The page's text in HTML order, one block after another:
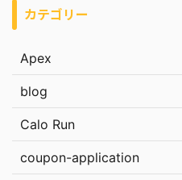
カテゴリー
Apex
blog
Calo Run
coupon-application